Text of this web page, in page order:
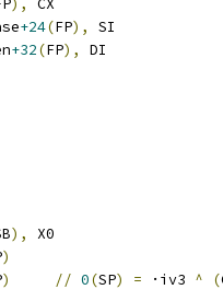
),
CX
+24(FP),
SI
+32(FP), DI
),
X0
)
) // 0(SP) = ·iv3 ^ (